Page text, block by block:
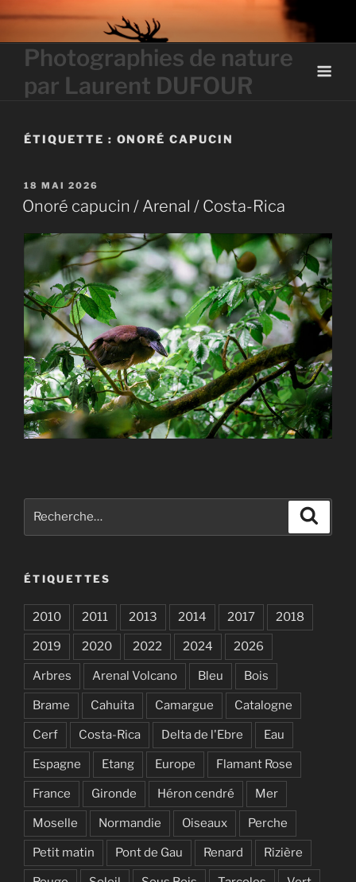
contentPhotographies de nature
par Laurent DUFOUR
ÉTIQUETTE : ONORÉ CAPUCIN
PUBLIÉ
LE
18 MAI 2026
Onoré capucin / Arenal / Costa-Rica
ÉTIQUETTES
2010 2011 2013 2014 2017 2018
2019 2020 2022 2024 2026
Arbres Arenal Volcano Bleu Bois
Brame Cahuita Camargue Catalogne
Cerf Costa-Rica Delta de l'Ebre Eau
Espagne Etang Europe Flamant Rose
France Gironde Héron cendré Mer
Moselle Normandie Oiseaux Perche
Petit matin Pont de Gau Renard Rizière